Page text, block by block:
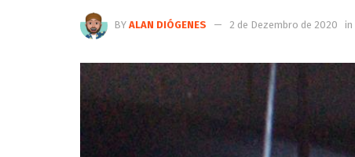
BY ALAN DIÓGENES 2 de Dezembro de 2020 in